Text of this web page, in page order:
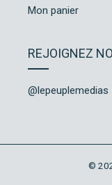
Mon panier
REJOIGNEZ
@lepeuplemedias
©